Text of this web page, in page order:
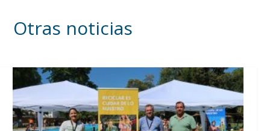
Otras noticias